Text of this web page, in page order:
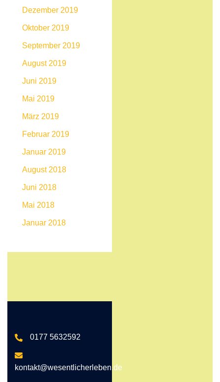
Dezember 2019
Oktober 2019
September 2019
August 2019
Juni 2019
Mai 2019
März 2019
Februar 2019
Januar 2019
August 2018
Juni 2018
Mai 2018
Januar 2018
0177 5632592
kontakt@wesentlicherleben.de